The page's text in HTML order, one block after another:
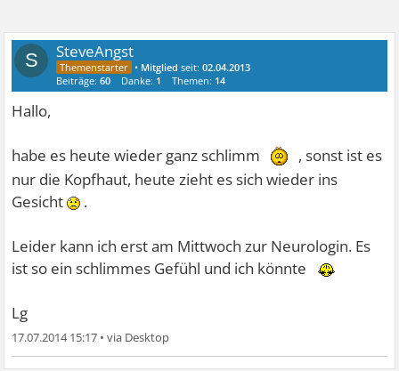
S SteveAngst
• Mitglied seit:02.04.2013
Beiträge:60 Danke: 1 Themen: 14
Hallo,
habe es heute wieder ganz schlimm
, sonst ist es
nur die Kopfhaut, heute zieht es sich wieder ins
Gesicht
.
Leider kann ich erst am Mittwoch zur Neurologin. Es
ist so ein schlimmes Gefühl und ich könnte
Lg
17.07.2014 15:17 •